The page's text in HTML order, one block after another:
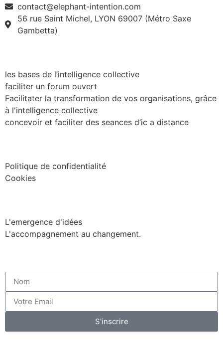
contact@elephant-intention.com
56 rue Saint Michel, LYON 69007 (Métro Saxe
Gambetta)
les bases de l’intelligence collective
faciliter un forum ouvert
Facilitater la transformation de vos organisations, grâce
à l'intelligence collective
concevoir et faciliter des seances d’ic a distance
Politique de confidentialité
Cookies
L'emergence d'idées
L'accompagnement au changement.
S'inscrire